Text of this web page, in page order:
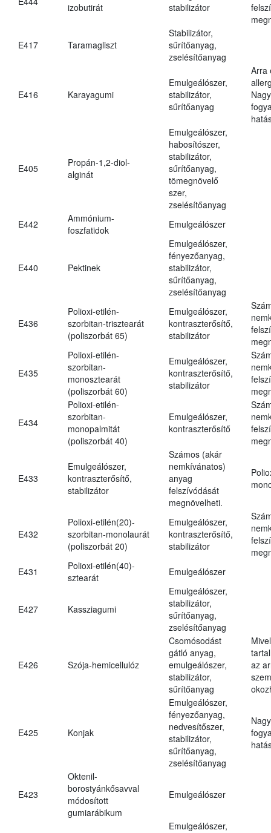
izobutirát
stabilizátor
E417 Taramagliszt
Stabilizátor,
sűrítőanyag,
zselésítőanyag
E416 Karayagumi
Emulgeálószer,
stabilizátor,
sűrítőanyag
Arra
E405
Propán-1,2-diol-
alginát
Emulgeálószer,
habosítószer,
stabilizátor,
sűrítőanyag,
tömegnövelő
szer,
zselésítőanyag
E442
Ammónium-
foszfatidok
Emulgeálószer
E440 Pektinek
Emulgeálószer,
fényezőanyag,
stabilizátor,
sűrítőanyag,
zselésítőanyag
E436
Polioxi-etilén-
szorbitan-trisztearát
(poliszorbát 65)
Emulgeálószer,
kontraszterősítő,
stabilizátor
E435
Polioxi-etilén-
szorbitan-
monosztearát
(poliszorbát 60)
Emulgeálószer,
kontraszterősítő,
stabilizátor
E434
Polioxi-etilén-
szorbitan-
monopalmitát
(poliszorbát 40)
Emulgeálószer,
kontraszterősítő
E433
Emulgeálószer,
kontraszterősítő,
stabilizátor
Számos (akár
nemkívánatos)
anyag
felszívódását
megnövelheti.
E432
Polioxi-etilén(20)-
szorbitan-monolaurát
(poliszorbát 20)
Emulgeálószer,
kontraszterősítő,
stabilizátor
E431
Polioxi-etilén(40)-
sztearát
Emulgeálószer
E427 Kassziagumi
Emulgeálószer,
stabilizátor,
sűrítőanyag,
zselésítőanyag
E426 Szója-hemicellulóz
Csomósodást
gátló anyag,
emulgeálószer,
stabilizátor,
sűrítőanyag
az
E425 Konjak
Emulgeálószer,
fényezőanyag,
nedvesítőszer,
stabilizátor,
sűrítőanyag,
zselésítőanyag
E423
Oktenil-
borostyánkősavval
módosított
gumiarábikum
Emulgeálószer
Emulgeálószer,